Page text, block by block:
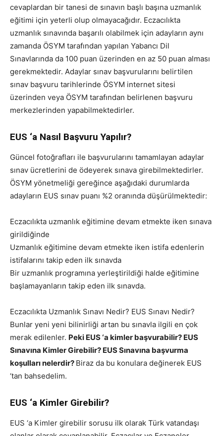
cevaplardan bir tanesi de sınavın başlı başına uzmanlık
eğitimi için yeterli olup olmayacağıdır. Eczacılıkta
uzmanlık sınavında başarılı olabilmek için adayların aynı
zamanda ÖSYM tarafından yapılan Yabancı Dil
Sınavlarında da 100 puan üzerinden en az 50 puan alması
gerekmektedir. Adaylar sınav başvurularını belirtilen
sınav başvuru tarihlerinde ÖSYM internet sitesi
üzerinden veya ÖSYM tarafından belirlenen başvuru
merkezlerinden yapabilmektedirler.
EUS ‘a Nasıl Başvuru Yapılır?
Güncel fotoğrafları ile başvurularını tamamlayan adaylar
sınav ücretlerini de ödeyerek sınava girebilmektedirler.
ÖSYM yönetmeliği gereğince aşağıdaki durumlarda
adayların EUS sınav puanı %2 oranında düşürülmektedir:
Eczacılıkta uzmanlık eğitimine devam etmekte iken sınava
girildiğinde
Uzmanlık eğitimine devam etmekte iken istifa edenlerin
istifalarını takip eden ilk sınavda
Bir uzmanlık programına yerleştirildiği halde eğitimine
başlamayanların takip eden ilk sınavda.
Eczacılıkta Uzmanlık Sınavı Nedir? EUS Sınavı Nedir?
Bunlar yeni yeni bilinirliği artan bu sınavla ilgili en çok
merak edilenler. Peki EUS ‘a kimler başvurabilir? EUS
Sınavına Kimler Girebilir? EUS Sınavına başvurma
koşulları nelerdir? Biraz da bu konulara değinerek EUS
‘tan bahsedelim.
EUS ‘a Kimler Girebilir?
EUS ‘a Kimler girebilir sorusu ilk olarak Türk vatandaşı